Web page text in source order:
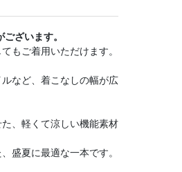
ざいます。
もご着用いただけます。
など、着こなしの幅が広
、軽くて涼しい機能素材
盛夏に最適な一本です。